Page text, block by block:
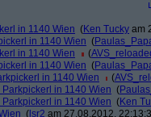
in 1140 Wien (Ken Tucky am
in 1140 Wien (
in 1140 Wien
(
in 1140 Wien (
in 1140 Wien
(
Parkpickerl in 1140 Wien (
Parkpickerl in 1140 Wien (Ken
( lsr2 am 27.08.2012,